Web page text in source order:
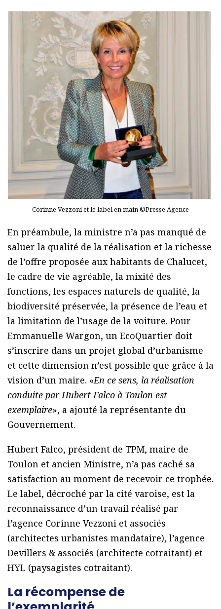
Corinne Vezzoni et le label en main ©Presse Agence
En préambule, la ministre n’a pas manqué de
saluer la qualité de la réalisation et la richesse
de l’offre proposée aux habitants de Chalucet,
le cadre de vie agréable, la mixité des
fonctions, les espaces naturels de qualité, la
biodiversité préservée, la présence de l’eau et
la limitation de l’usage de la voiture. Pour
Emmanuelle Wargon, un EcoQuartier doit
s’inscrire dans un projet global d’urbanisme
et cette dimension n’est possible que grâce à la
vision d’un maire. «En ce sens, la réalisation
conduite par Hubert Falco à Toulon est
exemplaire», a ajouté la représentante du
Gouvernement.
Hubert Falco, président de TPM, maire de
Toulon et ancien Ministre, n’a pas caché sa
satisfaction au moment de recevoir ce trophée.
Le label, décroché par la cité varoise, est la
reconnaissance d’un travail réalisé par
l’agence Corinne Vezzoni et associés
(architectes urbanistes mandataire), l’agence
Devillers & associés (architecte cotraitant) et
HYL (paysagistes cotraitant).
La récompense de